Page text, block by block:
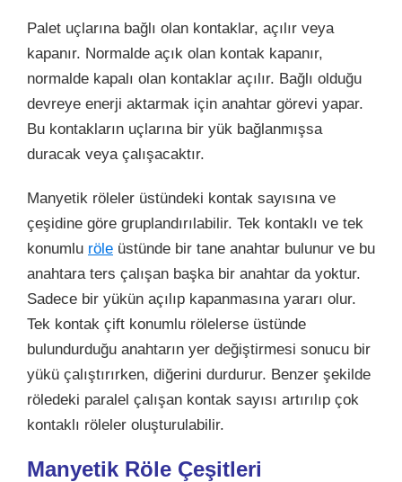
Palet uçlarına bağlı olan kontaklar, açılır veya
kapanır. Normalde açık olan kontak kapanır,
normalde kapalı olan kontaklar açılır. Bağlı olduğu
devreye enerji aktarmak için anahtar görevi yapar.
Bu kontakların uçlarına bir yük bağlanmışsa
duracak veya çalışacaktır.
Manyetik röleler üstündeki kontak sayısına ve
çeşidine göre gruplandırılabilir. Tek kontaklı ve tek
konumlu röle üstünde bir tane anahtar bulunur ve bu
anahtara ters çalışan başka bir anahtar da yoktur.
Sadece bir yükün açılıp kapanmasına yararı olur.
Tek kontak çift konumlu rölelerse üstünde
bulundurduğu anahtarın yer değiştirmesi sonucu bir
yükü çalıştırırken, diğerini durdurur. Benzer şekilde
röledeki paralel çalışan kontak sayısı artırılıp çok
kontaklı röleler oluşturulabilir.
Manyetik Röle Çeşitleri